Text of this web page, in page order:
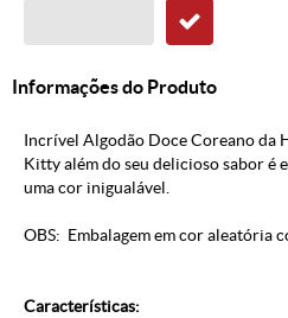
Informações do Produto
Incrível Algodão Doce Coreano da
Kitty além do seu delicioso sabor é
uma cor inigualável.
OBS: Embalagem em cor aleatória
Características: